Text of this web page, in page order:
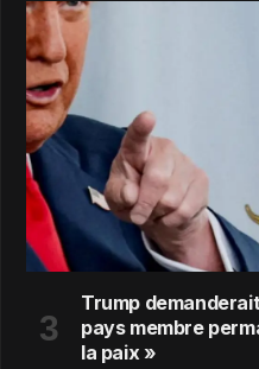
Trump
pays membre
la paix »